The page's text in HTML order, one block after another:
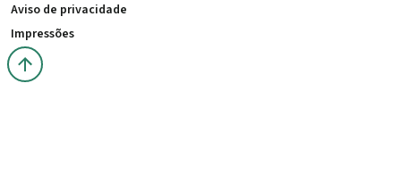
Aviso de privacidade
Impressões